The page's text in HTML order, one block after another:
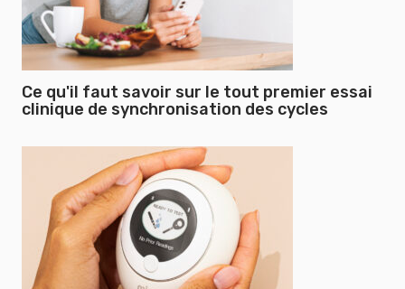
Ce qu'il faut savoir sur le tout premier essai
clinique de synchronisation des cycles